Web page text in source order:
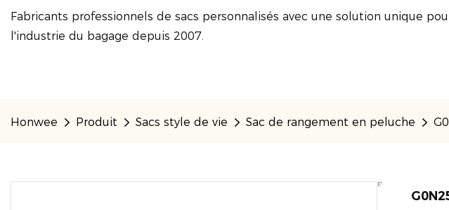
Fabricants professionnels de sacs personnalisés avec une solution unique
l'industrie du bagage depuis 2007.
Honwee Produit Sacs style de vie Sac de rangement en peluche